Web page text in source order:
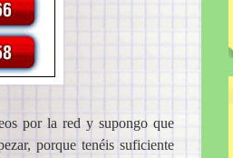
por la red y supongo que
porque tenéis suficiente